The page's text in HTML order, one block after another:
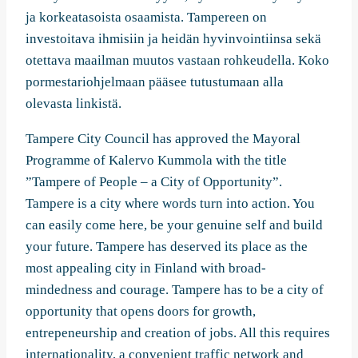
ja korkeatasoista osaamista. Tampereen on
investoitava ihmisiin ja heidän hyvinvointiinsa sekä
otettava maailman muutos vastaan rohkeudella. Koko
pormestariohjelmaan pääsee tutustumaan alla
olevasta linkistä.
Tampere City Council has approved the Mayoral
Programme of Kalervo Kummola with the title
”Tampere of People – a City of Opportunity”.
Tampere is a city where words turn into action. You
can easily come here, be your genuine self and build
your future. Tampere has deserved its place as the
most appealing city in Finland with broad-
mindedness and courage. Tampere has to be a city of
opportunity that opens doors for growth,
entrepeneurship and creation of jobs. All this requires
internationality, a convenient traffic network and